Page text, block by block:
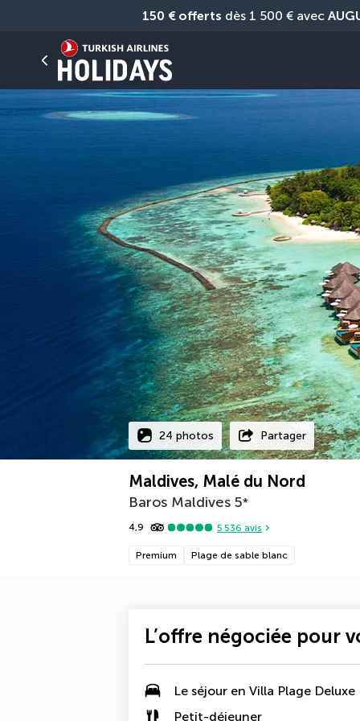
150 € offerts dès 1 500 € avec
24 photos Partager
Maldives, Malé du Nord
Baros Maldives 5*
4,9 5 536 avis
Premium Plage de sable blanc
L’offre négociée pour
Le séjour en Villa Plage Deluxe
Petit-déjeuner